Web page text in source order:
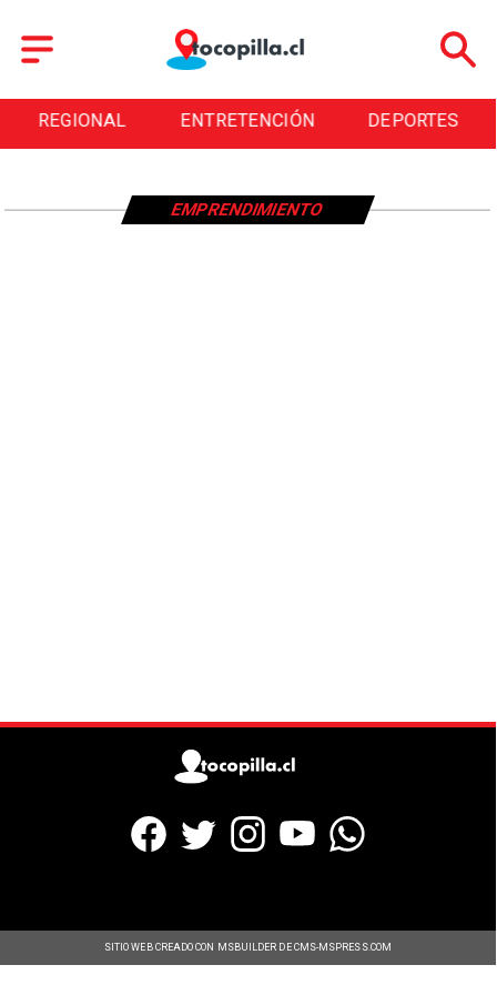
REGIONAL ENTRETENCIÓN DEPORTES
EMPRENDIMIENTO
SITIO WEB CREADO CON MSBUILDER DE CMS-MSPRESS.COM